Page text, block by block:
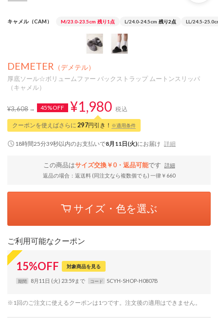
キャメル（CAM） M/23.0-23.5cm 残り1点 L/24.0-24.5cm 残り2点 LL/24.5-
DEMETER （デメテル）
厚底ソール☆ボリュームファー バックストラップ ムートンスリッパ
（キャメル）
¥3,608 45%OFF ¥1,980 税込
クーポンを使えばさらに 297円引き！ ※適用条件
18時間25分39秒以内のお支払いで8月11日(火)にお届け 詳細
この商品はサイズ交換￥0・返品可能です
詳細
返品の場合：返送料 (同注文なら複数個でも) 一律￥660
サイズ・色を選ぶ
ご利用可能なクーポン
15%OFF 対象商品を見る
期間 8月11日 (火) 23:59まで コード SCYH-SHOP-H0807B
※1回のご注文に使えるクーポンは1つです。注文後の適用はできません。